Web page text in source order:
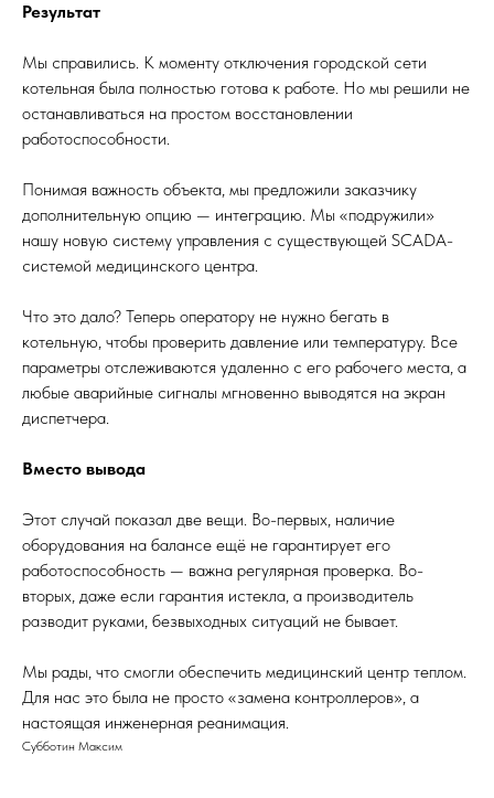
Результат
Мы справились. К моменту отключения городской сети
котельная была полностью готова к работе. Но мы решили не
останавливаться на простом восстановлении
работоспособности.
Понимая важность объекта, мы предложили заказчику
дополнительную опцию — интеграцию. Мы «подружили»
нашу новую систему управления с существующей SCADA-
системой медицинского центра.
Что это дало? Теперь оператору не нужно бегать в
котельную, чтобы проверить давление или температуру. Все
параметры отслеживаются удаленно с его рабочего места, а
любые аварийные сигналы мгновенно выводятся на экран
диспетчера.
Вместо вывода
Этот случай показал две вещи. Во-первых, наличие
оборудования на балансе ещё не гарантирует его
работоспособность — важна регулярная проверка. Во-
вторых, даже если гарантия истекла, а производитель
разводит руками, безвыходных ситуаций не бывает.
Мы рады, что смогли обеспечить медицинский центр теплом.
Для нас это была не просто «замена контроллеров», а
настоящая инженерная реанимация.
Субботин Максим